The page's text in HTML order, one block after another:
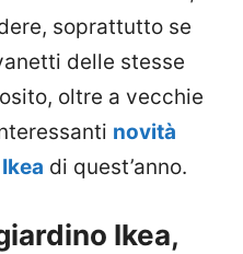
soprattutto se
delle stesse
oltre a vecchie
novità
di quest’anno.
Ikea,